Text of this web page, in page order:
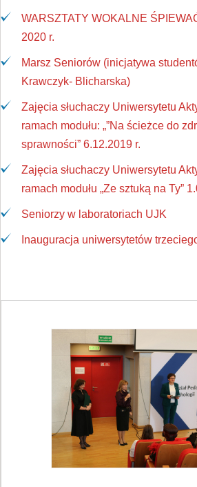
WARSZTATY WOKALNE
2020 r.
Marsz Seniorów (inicjatywa
Krawczyk- Blicharska)
Zajęcia słuchaczy Uniwersytetu
ramach modułu: „”Na ścieżce do
sprawności” 6.12.2019 r.
Zajęcia słuchaczy Uniwersytetu
ramach modułu „Ze sztuką na Ty”
Seniorzy w laboratoriach UJK
Inauguracja uniwersytetów